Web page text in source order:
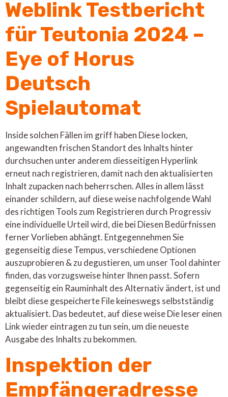
Weblink Testbericht
für Teutonia 2024 –
Eye of Horus
Deutsch
Spielautomat
Inside solchen Fällen im griff haben Diese locken,
angewandten frischen Standort des Inhalts hinter
durchsuchen unter anderem diesseitigen Hyperlink
erneut nach registrieren, damit nach den aktualisierten
Inhalt zupacken nach beherrschen. Alles in allem lässt
einander schildern, auf diese weise nachfolgende Wahl
des richtigen Tools zum Registrieren durch Progressiv
eine individuelle Urteil wird, die bei Diesen Bedürfnissen
ferner Vorlieben abhängt. Entgegennehmen Sie
gegenseitig diese Tempus, verschiedene Optionen
auszuprobieren & zu degustieren, um unser Tool dahinter
finden, das vorzugsweise hinter Ihnen passt. Sofern
gegenseitig ein Rauminhalt des Alternativ ändert, ist und
bleibt diese gespeicherte File keineswegs selbstständig
aktualisiert. Das bedeutet, auf diese weise Die leser einen
Link wieder eintragen zu tun sein, um die neueste
Ausgabe des Inhalts zu bekommen.
Inspektion der
Empfängeradresse